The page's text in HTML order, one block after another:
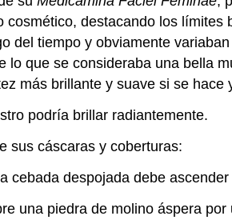
destacando los
tiempo y obviamente
que se consideraba una bella
más brillante y suave si se hace
podría brillar radiantemente.
sus cáscaras y coberturas:
cebada despojada debe
una piedra de molino áspera